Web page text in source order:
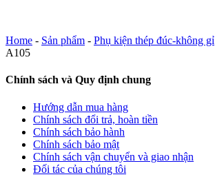
Home - Sản phẩm - Phụ kiện thép đúc-không gỉ
A105
Chính sách và Quy định chung
Hướng dẫn mua hàng
Chính sách đổi trả, hoàn tiền
Chính sách bảo hành
Chính sách bảo mật
Chính sách vận chuyển và giao nhận
Đối tác của chúng tôi